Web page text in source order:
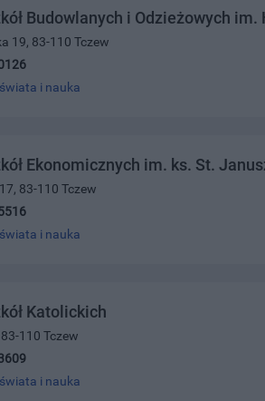
Budowlanych i Odzieżowych
19, 83-110 Tczew
i nauka
Ekonomicznych im. ks. St.
83-110 Tczew
i nauka
Katolickich
110 Tczew
i nauka